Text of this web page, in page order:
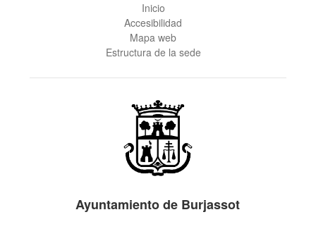
Inicio
Accesibilidad
Mapa web
Estructura de la sede
Ayuntamiento de Burjassot